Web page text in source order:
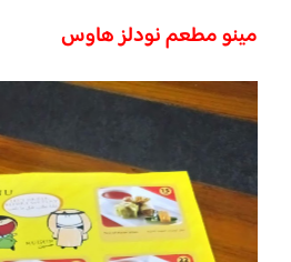
مينو مطعم نودلز هاوس